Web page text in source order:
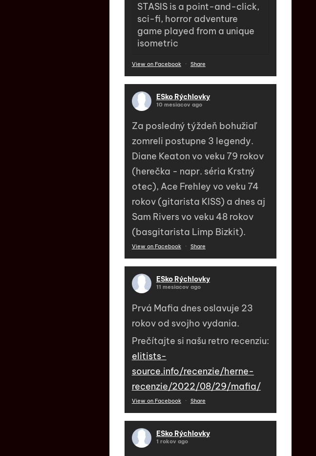
STASIS is a point-and-click,
sci-fi, horror adventure
game played from a unique
isometric
View on Facebook · Share
ESko Rýchlovky
10 mesiacov ago
Za posledný týždeň bohužiaľ
zomreli postupne 3 legendy.
Diane Keaton vo veku 79 rokov
(herečka - napr. séria Krstný
otec), Ace Frehley vo veku 74
rokov (gitarista KISS) a dnes aj
Sam Rivers vo veku 48 rokov
(basgitarista Limp Bizkit).
View on Facebook · Share
ESko Rýchlovky
11 mesiacov ago
Prvá Mafia dnes oslavuje 23
rokov od svojho vydania.
Prečítajte si našu retro recenziu:
elitists-
source.info/recenzie/herne-
recenzie/2022/08/29/mafia/
View on Facebook · Share
ESko Rýchlovky
1 rokov ago